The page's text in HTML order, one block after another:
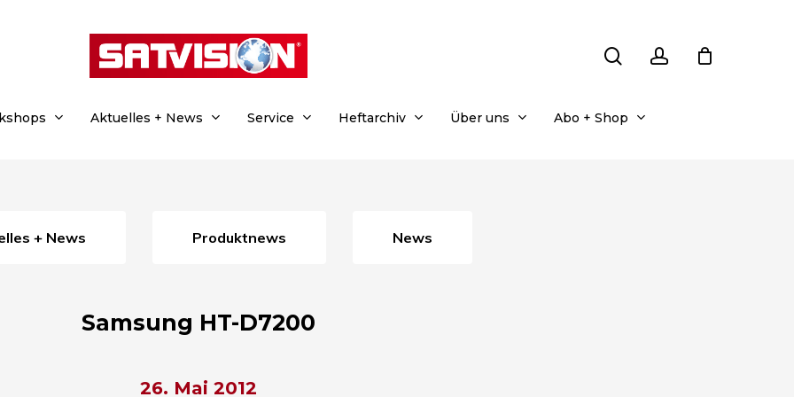
Aktuelles + News Service Heftarchiv Über uns Abo + Shop
+ News Produktnews News
Samsung HT-D7200
26. Mai 2012